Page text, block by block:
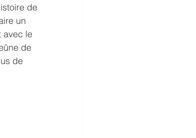
de
un
avec le
de
de